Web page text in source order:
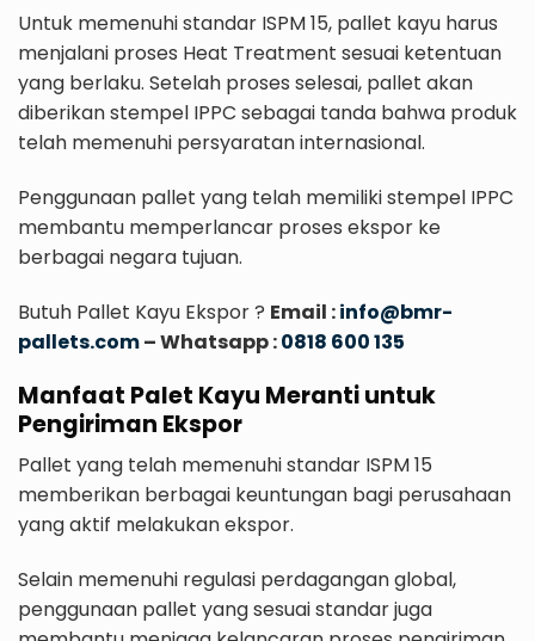
Untuk memenuhi standar ISPM 15, pallet kayu harus
menjalani proses Heat Treatment sesuai ketentuan
yang berlaku. Setelah proses selesai, pallet akan
diberikan stempel IPPC sebagai tanda bahwa produk
telah memenuhi persyaratan internasional.
Penggunaan pallet yang telah memiliki stempel IPPC
membantu memperlancar proses ekspor ke
berbagai negara tujuan.
Butuh Pallet Kayu Ekspor ? Email :info@bmr-
pallets.com– Whatsapp :0818 600 135
Manfaat Palet Kayu Meranti untuk
Pengiriman Ekspor
Pallet yang telah memenuhi standar ISPM 15
memberikan berbagai keuntungan bagi perusahaan
yang aktif melakukan ekspor.
Selain memenuhi regulasi perdagangan global,
penggunaan pallet yang sesuai standar juga